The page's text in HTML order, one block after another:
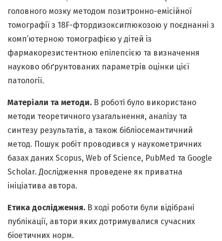
головного мозку методом позитронно-емісійної
томографії з 18F-фтордизоксиглюкозою у поєднанні з
комп’ютерною томографією у дітей із
фармакорезистентною епілепсією та визначення
науково обґрунтованих параметрів оцінки цієї
патології.
Матеріали та методи. В роботі було використано
методи теоретичного узагальнення, аналізу та
синтезу результатів, а також бібліосемантичний
метод. Пошук робіт проводився у наукометричних
базах даних Scopus, Web of Science, PubMed та Google
Scholar. Дослідження проведене як приватна
ініціатива автора.
Етика дослідження. В ході роботи були відібрані
публікації, автори яких дотримувалися сучасних
біоетичних норм.